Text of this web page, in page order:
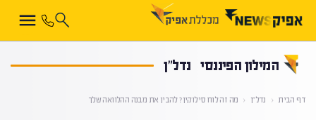
המילון הפיננסי נדל"ן
דף הבית ‹ נדל"ן ‹ מה זה לוח סילוקין? להבין את מבנה ההלוואה שלך